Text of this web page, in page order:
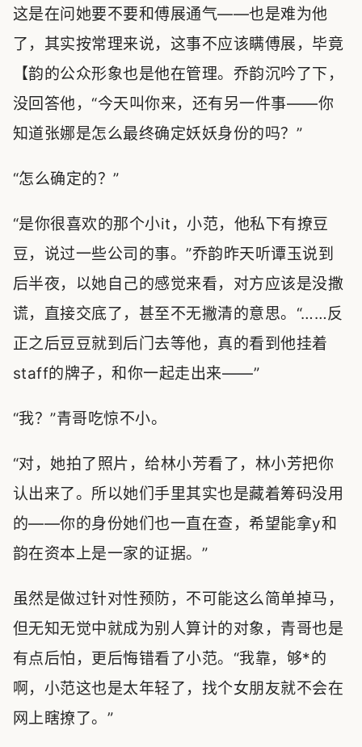
这是在问她要不要和傅展通气——也是难为他
了，其实按常理来说，这事不应该瞒傅展，毕竟
【韵的公众形象也是他在管理。乔韵沉吟了下，
没回答他，“今天叫你来，还有另一件事——你
知道张娜是怎么最终确定妖妖身份的吗？”
“怎么确定的？”
“是你很喜欢的那个小it，小范，他私下有撩豆
豆，说过一些公司的事。”乔韵昨天听谭玉说到
后半夜，以她自己的感觉来看，对方应该是没撒
谎，直接交底了，甚至不无撇清的意思。“……反
正之后豆豆就到后门去等他，真的看到他挂着
staff的牌子，和你一起走出来——”
“我？”青哥吃惊不小。
“对，她拍了照片，给林小芳看了，林小芳把你
认出来了。所以她们手里其实也是藏着筹码没用
的——你的身份她们也一直在查，希望能拿y和
韵在资本上是一家的证据。”
虽然是做过针对性预防，不可能这么简单掉马，
但无知无觉中就成为别人算计的对象，青哥也是
有点后怕，更后悔错看了小范。“我靠，够*的
啊，小范这也是太年轻了，找个女朋友就不会在
网上瞎撩了。”